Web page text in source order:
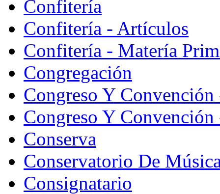
Confitería
Confitería - Artículos
Confitería - Matería
Congregación
Congreso Y Convención
Congreso Y
Conserva
Conservatorio De
Consignatario